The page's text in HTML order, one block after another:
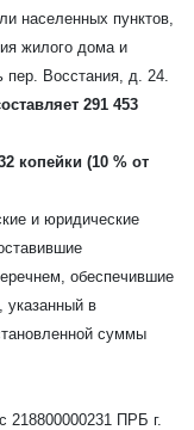
населенных пунктов,
жилого дома и
пер. Восстания, д. 24.
291 453
копейки (10 % от
и юридические
обеспечившие
указанный в
суммы
ПРБ г.